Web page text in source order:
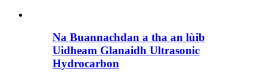
Na Buannachdan a tha an lùib
Uidheam Glanaidh Ultrasonic
Hydrocarbon